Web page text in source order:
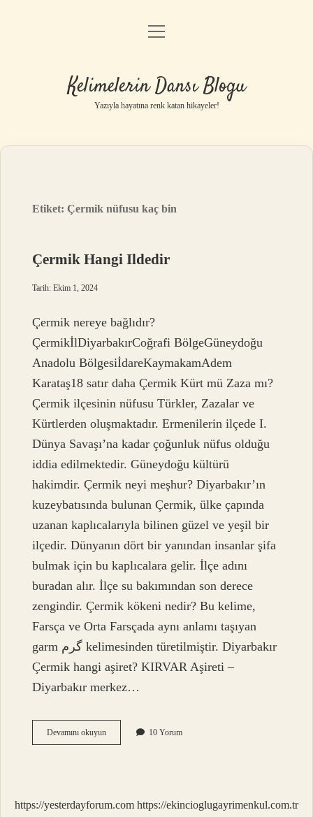
Anasayfa
Yasal Uyarı
menüyü
Kelimelerin Dansı Blogu
Yazıyla hayatına renk katan hikayeler!
Etiket:Çermik nüfusu kaç bin
Çermik Hangi Ildedir
Tarih: Ekim 1, 2024
Çermik nereye bağlıdır?
ÇermikİlDiyarbakırCoğrafi BölgeGüneydoğu
Anadolu BölgesiİdareKaymakamAdem
Karataş18 satır daha Çermik Kürt mü Zaza mı?
Çermik ilçesinin nüfusu Türkler, Zazalar ve
Kürtlerden oluşmaktadır. Ermenilerin ilçede I.
Dünya Savaşı’na kadar çoğunluk nüfus olduğu
iddia edilmektedir. Güneydoğu kültürü
hakimdir. Çermik neyi meşhur? Diyarbakır’ın
kuzeybatısında bulunan Çermik, ülke çapında
uzanan kaplıcalarıyla bilinen güzel ve yeşil bir
ilçedir. Dünyanın dört bir yanından insanlar şifa
bulmak için bu kaplıcalara gelir. İlçe adını
buradan alır. İlçe su bakımından son derece
zengindir. Çermik kökeni nedir? Bu kelime,
Farsça ve Orta Farsçada aynı anlamı taşıyan
garm گرم kelimesinden türetilmiştir. Diyarbakır
Çermik hangi aşiret? KIRVAR Aşireti –
Diyarbakır merkez…
Devamını okuyunÇermik
Hangi
10 Yorum
https://yesterdayforum.com https://ekincioglugayrimenkul.com.tr